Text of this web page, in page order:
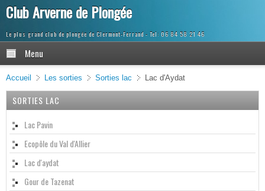
Club Arverne de Plongée
Le plus grand club de plongée de Clermont-Ferrand
Menu
Accueil Les sorties Sorties lac Lac d'Aydat
SORTIES LAC
Lac Pavin
Ecopôle du Val d'Allier
Lac d'aydat
Gour de Tazenat